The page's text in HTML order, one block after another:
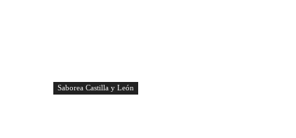
Saborea Castilla y León